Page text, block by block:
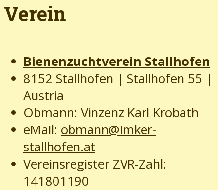
Verein
Bienenzuchtverein Stallhofen
8152 Stallhofen | Stallhofen 55 |
Austria
Obmann: Vinzenz Karl Krobath
eMail: obmann@imker-
stallhofen.at
Vereinsregister ZVR-Zahl:
141801190